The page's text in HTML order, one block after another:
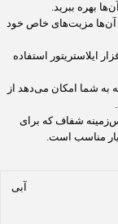
بهره ببرید.
آن‌ها مزیت‌های خاص خود
ایلاستریتور استفاده
به شما امکان می‌دهد از
شفاف که برای
مناسب است.
آبی